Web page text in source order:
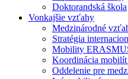
Doktorandská škola
Vonkajšie vzťahy
Medzinárodné
Stratégia
Mobility
Koordinácia
Oddelenie pre